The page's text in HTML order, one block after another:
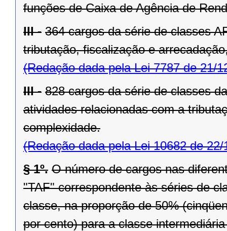
funções de Caixa de Agência de
III - 364 cargos da série de classes
tributação, fiscalização e
(Redação dada pela Lei 7787 de 21/
III - 828 cargos da série de classes
atividades relacionadas com a
complexidade.
(Redação dada pela Lei 10682 de 22/
§ 1º. O número de cargos nas
"TAF" correspondente às séries de
classe, na proporção de 50%
por cento) para a classe